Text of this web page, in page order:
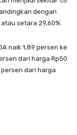
dengan
setara 29,60%.
naik 1,89 persen ke
dari harga Rp50
dari harga